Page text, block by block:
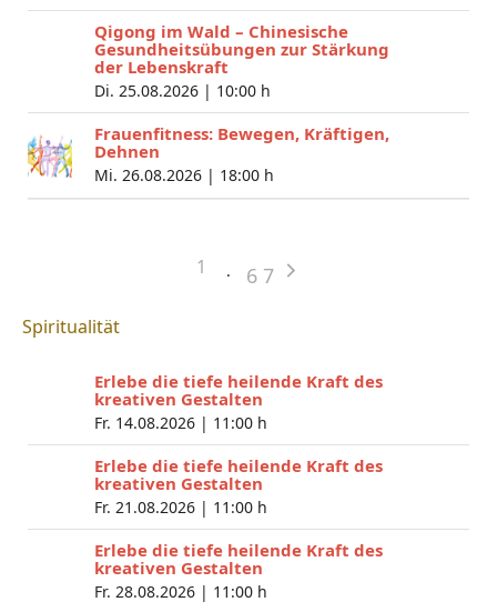
Qigong im Wald – Chinesische
Gesundheitsübungen zur Stärkung
der Lebenskraft
Di. 25.08.2026 | 10:00 h
Frauenfitness: Bewegen, Kräftigen,
Dehnen
Mi. 26.08.2026 | 18:00 h
1 6 7
Spiritualität
Erlebe die tiefe heilende Kraft des
kreativen Gestalten
Fr. 14.08.2026 | 11:00 h
Erlebe die tiefe heilende Kraft des
kreativen Gestalten
Fr. 21.08.2026 | 11:00 h
Erlebe die tiefe heilende Kraft des
kreativen Gestalten
Fr. 28.08.2026 | 11:00 h